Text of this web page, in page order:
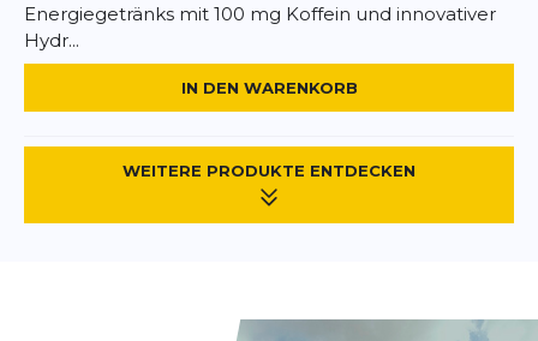
Energiegetränks mit 100 mg Koffein und innovativer
Hydr...
IN DEN WARENKORB
WEITERE PRODUKTE ENTDECKEN